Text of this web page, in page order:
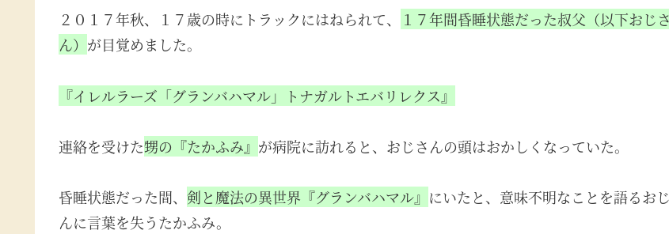
２０１７年秋、１７歳の時にトラックにはねられて、
１７年間昏睡状態だった叔父（以下おじさ
ん） が目覚めました。
『イレルラーズ「グランバハマル」トナガルトエバリレクス』
連絡を受けた甥の『たかふみ』 が病院に訪れると、おじさんの頭はおかしくなっていた。
昏睡状態だった間、 剣と魔法の異世界『グランバハマル』 にいたと、意味不明なことを語るお
んに言葉を失うたかふみ。